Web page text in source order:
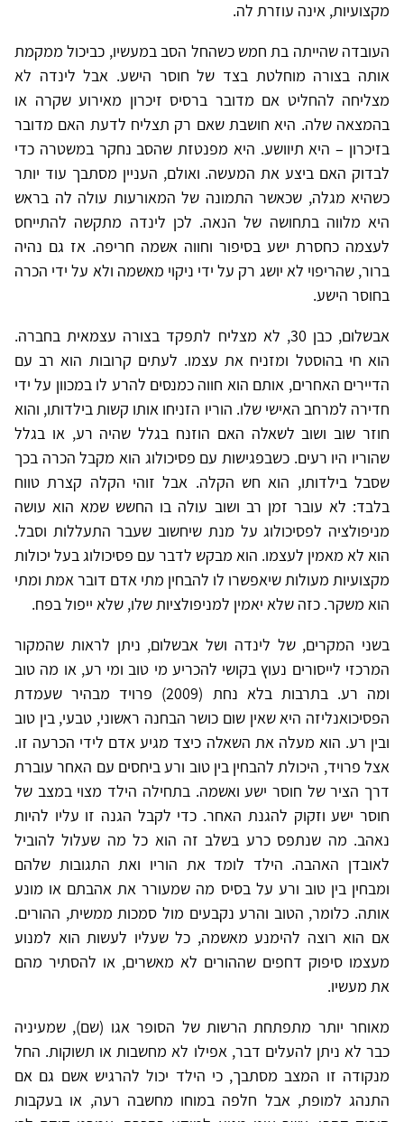
מקצועיות, אינה עוזרת לה.
העובדה שהייתה בת חמש כשהחל הסב במעשיו, כביכול ממקמת
אותה בצורה מוחלטת בצד של חוסר הישע. אבל לינדה לא
מצליחה להחליט אם מדובר ברסיס זיכרון מאירוע שקרה או
בהמצאה שלה. היא חושבת שאם רק תצליח לדעת האם מדובר
בזיכרון – היא תיוושע. היא מפנטזת שהסב נחקר במשטרה כדי
לבדוק האם ביצע את המעשה. ואולם, העניין מסתבך עוד יותר
כשהיא מגלה, שכאשר התמונה של המאורעות עולה לה בראש
היא מלווה בתחושה של הנאה. לכן לינדה מתקשה להתייחס
לעצמה כחסרת ישע בסיפור וחווה אשמה חריפה. אז גם נהיה
ברור, שהריפוי לא יושג רק על ידי ניקוי מאשמה ולא על ידי הכרה
בחוסר הישע.
אבשלום, כבן 30, לא מצליח לתפקד בצורה עצמאית בחברה.
הוא חי בהוסטל ומזניח את עצמו. לעתים קרובות הוא רב עם
הדיירים האחרים, אותם הוא חווה כמנסים להרע לו במכוון על ידי
חדירה למרחב האישי שלו. הוריו הזניחו אותו קשות בילדותו, והוא
חוזר שוב ושוב לשאלה האם הוזנח בגלל שהיה רע, או בגלל
שהוריו היו רעים. כשבפגישות עם פסיכולוג הוא מקבל הכרה בכך
שסבל בילדותו, הוא חש הקלה. אבל זוהי הקלה קצרת טווח
בלבד: לא עובר זמן רב ושוב עולה בו החשש שמא הוא עושה
מניפולציה לפסיכולוג על מנת שיחשוב שעבר התעללות וסבל.
הוא לא מאמין לעצמו. הוא מבקש לדבר עם פסיכולוג בעל יכולות
מקצועיות מעולות שיאפשרו לו להבחין מתי אדם דובר אמת ומתי
הוא משקר. כזה שלא יאמין למניפולציות שלו, שלא ייפול בפח.
בשני המקרים, של לינדה ושל אבשלום, ניתן לראות שהמקור
המרכזי לייסורים נעוץ בקושי להכריע מי טוב ומי רע, או מה טוב
ומה רע. בתרבות בלא נחת (2009) פרויד מבהיר שעמדת
הפסיכואנליזה היא שאין שום כושר הבחנה ראשוני, טבעי, בין טוב
ובין רע. הוא מעלה את השאלה כיצד מגיע אדם לידי הכרעה זו.
אצל פרויד, היכולת להבחין בין טוב ורע ביחסים עם האחר עוברת
דרך הציר של חוסר ישע ואשמה. בתחילה הילד מצוי במצב של
חוסר ישע וזקוק להגנת האחר. כדי לקבל הגנה זו עליו להיות
נאהב. מה שנתפס כרע בשלב זה הוא כל מה שעלול להוביל
לאובדן האהבה. הילד לומד את הוריו ואת התגובות שלהם
ומבחין בין טוב ורע על בסיס מה שמעורר את אהבתם או מונע
אותה. כלומר, הטוב והרע נקבעים מול סמכות ממשית, ההורים.
אם הוא רוצה להימנע מאשמה, כל שעליו לעשות הוא למנוע
מעצמו סיפוק דחפים שההורים לא מאשרים, או להסתיר מהם
את מעשיו.
מאוחר יותר מתפתחת הרשות של הסופר אגו (שם), שמעיניה
כבר לא ניתן להעלים דבר, אפילו לא מחשבות או תשוקות. החל
מנקודה זו המצב מסתבך, כי הילד יכול להרגיש אשם גם אם
התנהג למופת, אבל חלפה במוחו מחשבה רעה, או בעקבות